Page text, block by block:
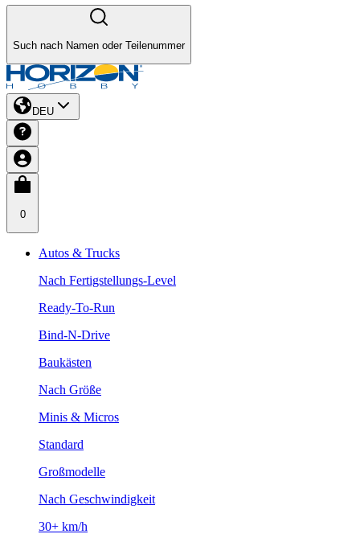
Such nach Namen oder Teilenummer
DEU
0
Autos & Trucks
Nach Fertigstellungs-Level
Ready-To-Run
Bind-N-Drive
Baukästen
Nach Größe
Minis & Micros
Standard
Großmodelle
Nach Geschwindigkeit
30+ km/h